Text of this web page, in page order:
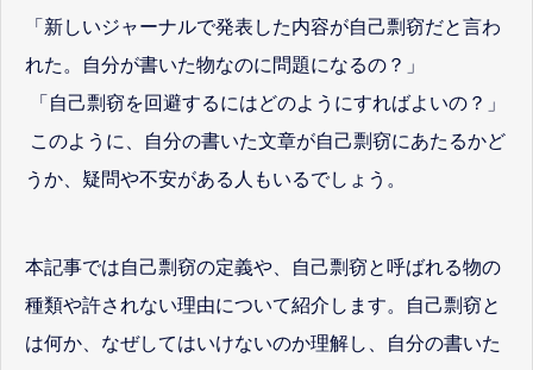
「新しいジャーナルで発表した内容が自己剽窃だと言わ
れた。自分が書いた物なのに問題になるの？」
「自己剽窃を回避するにはどのようにすればよいの？」
このように、自分の書いた文章が自己剽窃にあたるかど
うか、疑問や不安がある人もいるでしょう。
本記事では自己剽窃の定義や、自己剽窃と呼ばれる物の
種類や許されない理由について紹介します。自己剽窃と
は何か、なぜしてはいけないのか理解し、自分の書いた